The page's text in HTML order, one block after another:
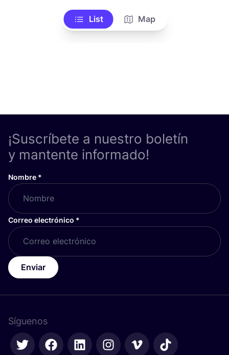
List Map
¡Suscríbete a nuestro boletín
y mantente informado!
Nombre *
Correo electrónico *
Enviar
Síguenos